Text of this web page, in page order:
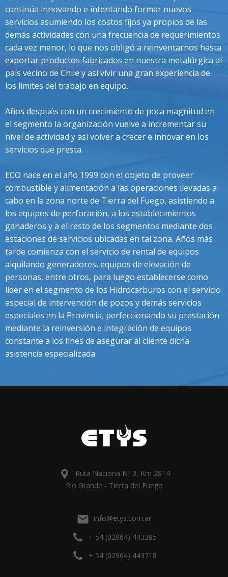
continúa innovando e intentando formar nuevos
servicios asumiendo los costos fijos ya propios de las
demás actividades con una frecuencia de requerimientos
cada vez menor, lo que nos obligó a reinventarnos hasta
exportar productos fabricados en nuestra metalúrgica al
país vecino de Chile y así vivir una gran experiencia de
los límites del trabajo en equipo.
Años después con un crecimiento de poca magnitud en
el segmento la organización vuelve a incrementar su
nivel de actividad y así volver a crecer e innovar en los
servicios que presta.
ECO nace en el año 1999 con el objeto de proveer
combustible y alimentación a las operaciones llevadas a
cabo en la zona norte de Tierra del Fuego, asistiendo a
los equipos de perforación, a los establecimientos
ganaderos y a el resto de los segmentos mediante dos
estaciones de servicios ubicadas en tal zona. Años más
tarde comienza con el servicio de rental de equipos
alquilando generadores, equipos de elevación de
personas, entre otros, para luego establecerse como
líder en el segmento de los Hidrocarburos con el servicio
especial de intervención de pozos y demás servicios
especiales en la Provincia, perfeccionando su prestación
mediante la reinversión e integración de equipos
constante a los fines de asegurar al cliente dicha
asistencia especializada
Ruta Naciona Nº 3, Km 2814
Rio Grande - Tierra del Fuego
info@etys.com.ar
+ 54 (02964) 443395
+ 54 (02964) 443718